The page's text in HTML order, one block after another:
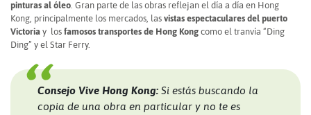
pinturas al óleo . Gran parte de las obras reflejan el día a día en Hong
Kong, principalmente los mercados, las vistas espectaculares del puerto
Victoria y los famosos transportes de Hong Kong como el tranvía “Ding
Ding” y el Star Ferry.
Consejo Vive Hong Kong: Si estás buscando la
copia de una obra en particular y no te es